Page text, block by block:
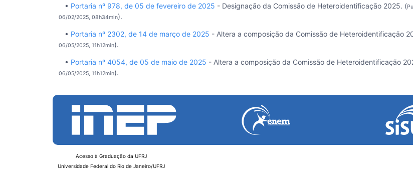
• Portaria nº 978, de 05 de fevereiro de 2025 - Designação da Comissão de Heteroidentificação 2025. (
06/02/2025, 08h34min).
• Portaria nº 2302, de 14 de março de 2025 - Altera a composição da Comissão de Heteroidentificação
06/05/2025, 11h12min).
• Portaria nº 4054, de 05 de maio de 2025 - Altera a composição da Comissão de Heteroidentificação
06/05/2025, 11h12min).
Acesso à Graduação da UFRJ
Universidade Federal do Rio de Janeiro/UFRJ